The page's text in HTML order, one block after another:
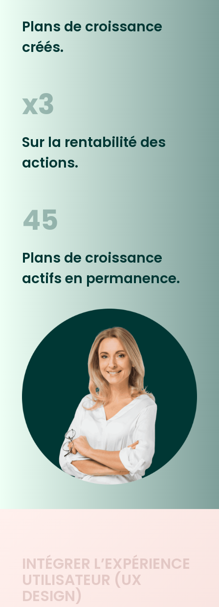
Plans de croissance
créés.
x3
Sur la rentabilité des
actions.
45
Plans de croissance
actifs en permanence.
INTÉGRER L’EXPÉRIENCE
UTILISATEUR (UX
DESIGN)